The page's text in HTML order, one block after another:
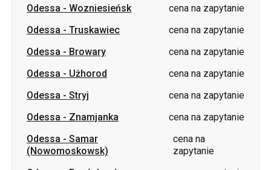
Odessa - Wozniesieńsk
cena na zapytanie
Odessa - Truskawiec
cena na zapytanie
Odessa - Browary
cena na zapytanie
Odessa - Użhorod
cena na zapytanie
Odessa - Stryj
cena na zapytanie
Odessa - Znamjanka
cena na zapytanie
Odessa - Samar
(Nowomoskowsk)
cena na
zapytanie